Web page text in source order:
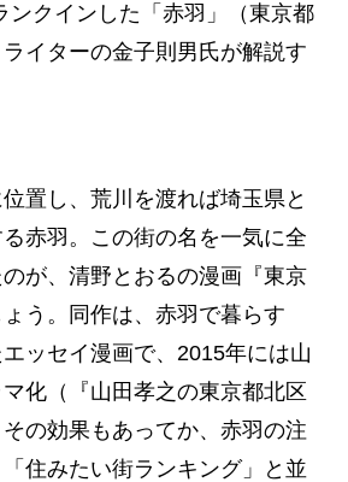
ンクインした「赤羽」（東京都
イターの金子則男氏が解説す
置し、荒川を渡れば埼玉県と
赤羽。この街の名を一気に全
が、清野とおるの漫画『東京
う。同作は、赤羽で暮らす
ッセイ漫画で、2015年には山
化（『山田孝之の東京都北区
の効果もあってか、赤羽の注
住みたい街ランキング」と並